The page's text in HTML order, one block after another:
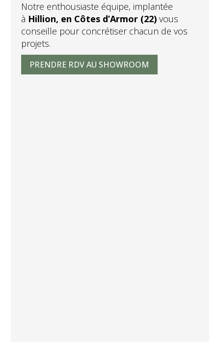
Notre enthousiaste équipe, implantée
à Hillion, en Côtes d’Armor (22)vous
conseille pour concrétiser chacun de vos
projets.
PRENDRE RDV AU SHOWROOM